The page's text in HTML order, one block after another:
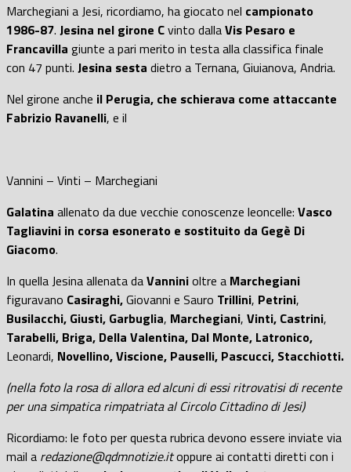
Marchegiani a Jesi, ricordiamo, ha giocato nel campionato
1986-87. Jesina nel girone Cvinto dallaVis Pesaro e
Francavilla giunte a pari merito in testa alla classifica finale
con 47 punti. Jesina sesta dietro a Ternana, Giuianova, Andria.
Nel girone anche il Perugia, che schierava come attaccante
Fabrizio Ravanelli, e il
Vannini – Vinti – Marchegiani
Galatina allenato da due vecchie conoscenze leoncelle: Vasco
Tagliavini in corsa esonerato e sostituito da Gegè Di
Giacomo.
In quella Jesina allenata daVanninioltre a Marchegiani
figuravano Casiraghi,Giovanni e Sauro Trillini, Petrini,
Busilacchi, Giusti, Garbuglia, Marchegiani, Vinti, Castrini,
Tarabelli, Briga, Della Valentina, Dal Monte, Latronico,
Leonardi, Novellino, Viscione, Pauselli, Pascucci, Stacchiotti.
(nella foto la rosa di allora ed alcuni di essi ritrovatisi di recente
per una simpatica rimpatriata al Circolo Cittadino di Jesi)
Ricordiamo: le foto per questa rubrica devono essere inviate via
mail a redazione@qdmnotizie.itoppure ai contatti diretti con i